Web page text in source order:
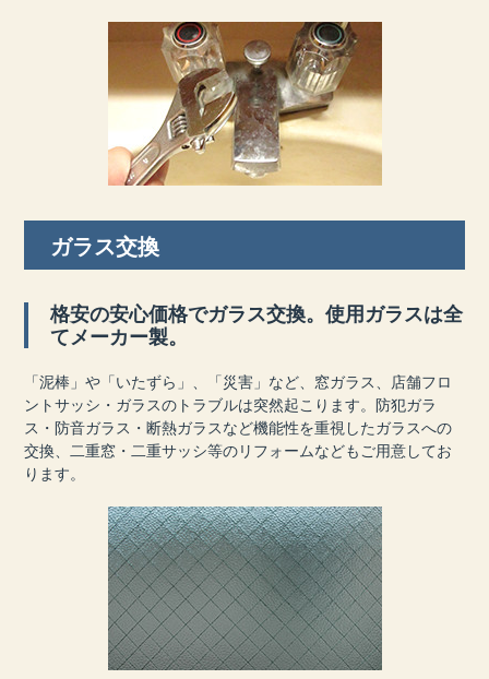
ガラス交換
格安の安心価格でガラス交換。使用ガラスは全
てメーカー製。
「泥棒」や「いたずら」、「災害」など、窓ガラス、店舗フロ
ントサッシ・ガラスのトラブルは突然起こります。防犯ガラ
ス・防音ガラス・断熱ガラスなど機能性を重視したガラスへの
交換、二重窓・二重サッシ等のリフォームなどもご用意してお
ります。